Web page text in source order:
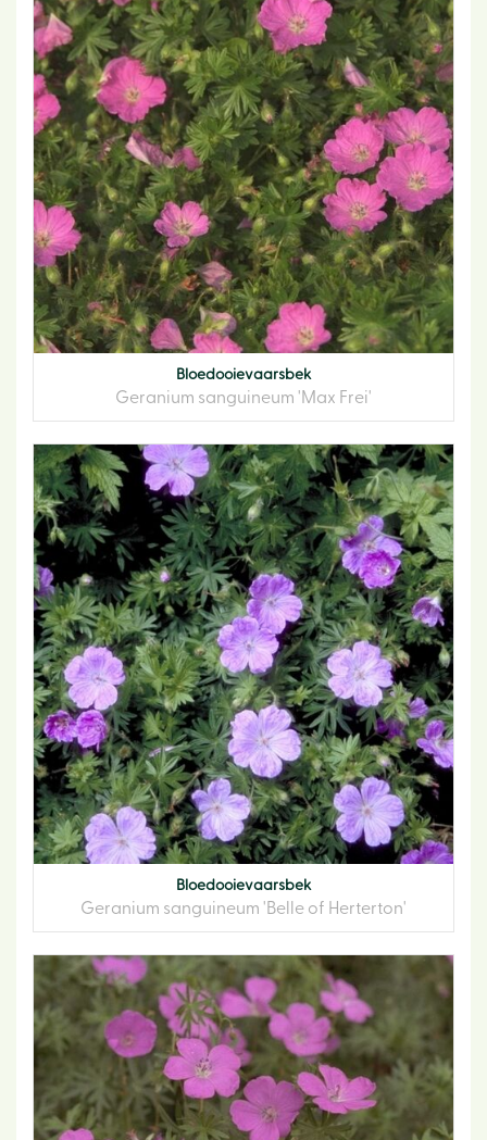
Bloedooievaarsbek
Geranium sanguineum 'Max Frei'
Bloedooievaarsbek
Geranium sanguineum 'Belle of Herterton'